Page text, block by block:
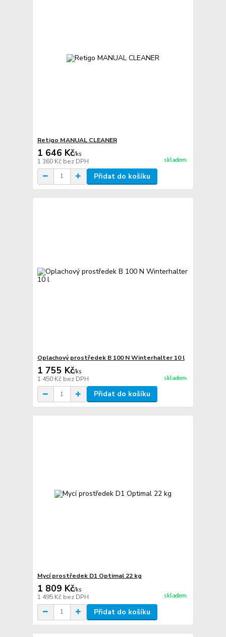
Retigo MANUAL CLEANER
1 646 Kč/ks
1 360 Kč bez DPH skladem
Přidat do košíku
Oplachový prostředek B 100 N Winterhalter 10 l
1 755 Kč/ks
1 450 Kč bez DPH skladem
Přidat do košíku
Mycí prostředek D1 Optimal 22 kg
1 809 Kč/ks
1 495 Kč bez DPH skladem
Přidat do košíku